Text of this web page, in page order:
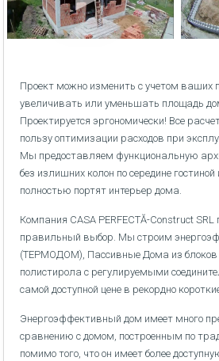
Проект можно изменить с учетом ваших
увеличивать или уменьшать площадь
Проектируется эргономически! Все
пользу оптимизации расходов при
Мы предоставляем функциональную
без излишних колон по середине
полностью портят интерьер дома.
Компания CASA PERFECTĂ-Construct
правильный выбор. Мы строим
(ТЕРМОДОМ), Пассивные Дома из блоков
полистирола с регулируемыми
самой доступной цене в рекордно
Энергоэффективный дом имеет много
сравнению с домом, построенным по
помимо того, что он имеет более